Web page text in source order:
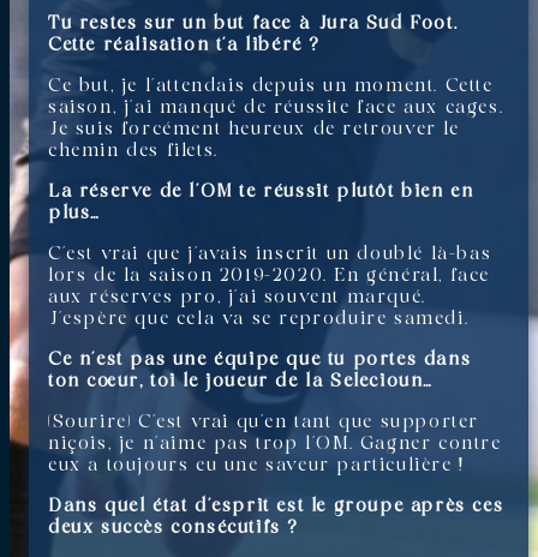
Tu restes sur un but face à Jura Sud Foot.
Cette réalisation t’a libéré ?
Ce but, je l’attendais depuis un moment. Cette
saison, j’ai manqué de réussite face aux cages.
Je suis forcément heureux de retrouver le
chemin des filets.
La réserve de l’OM te réussit plutôt bien en
plus…
C’est vrai que j’avais inscrit un doublé là-bas
lors de la saison 2019-2020. En général, face
aux réserves pro, j’ai souvent marqué.
J’espère que cela va se reproduire samedi.
Ce n’est pas une équipe que tu portes dans
ton cœur, toi le joueur de la Selecioun…
(Sourire) C’est vrai qu’en tant que supporter
niçois, je n’aime pas trop l’OM. Gagner contre
eux a toujours eu une saveur particulière !
Dans quel état d’esprit est le groupe après ces
deux succès consécutifs ?